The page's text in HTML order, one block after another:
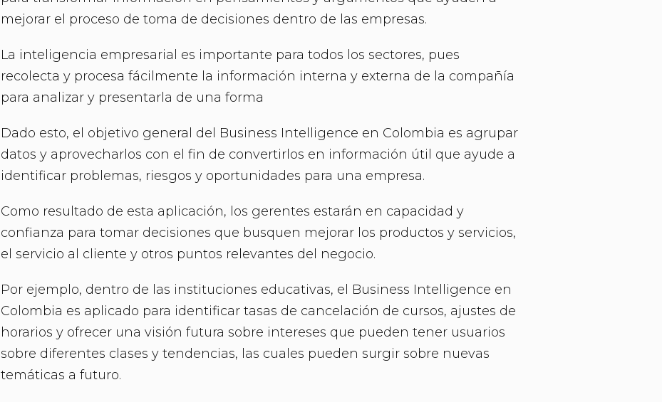
mejorar el proceso de toma de decisiones dentro de las empresas.
La inteligencia empresarial es importante para todos los sectores, pues
recolecta y procesa fácilmente la información interna y externa de la compañía
para analizar y presentarla de una forma
Dado esto, el objetivo general del Business Intelligence en Colombia es agrupar
datos y aprovecharlos con el fin de convertirlos en información útil que ayude a
identificar problemas, riesgos y oportunidades para una empresa.
Como resultado de esta aplicación, los gerentes estarán en capacidad y
confianza para tomar decisiones que busquen mejorar los productos y servicios,
el servicio al cliente y otros puntos relevantes del negocio.
Por ejemplo, dentro de las instituciones educativas, el Business Intelligence en
Colombia es aplicado para identificar tasas de cancelación de cursos, ajustes de
horarios y ofrecer una visión futura sobre intereses que pueden tener usuarios
sobre diferentes clases y tendencias, las cuales pueden surgir sobre nuevas
temáticas a futuro.